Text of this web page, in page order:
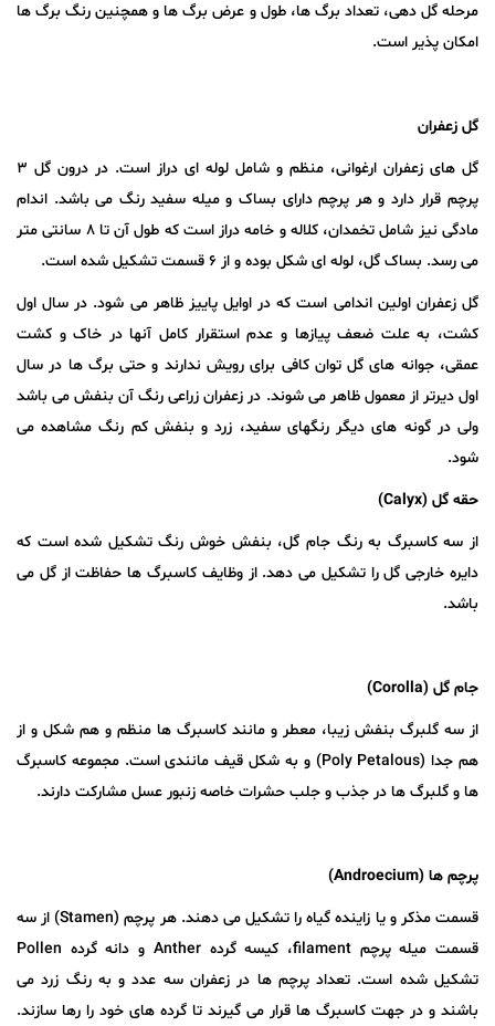
مرحله گل دهی، تعداد برگ ها، طول و عرض برگ ها و همچنین رنگ برگ ها
امکان پذیر است.
گل زعفران
گل های زعفران ارغوانی، منظم و شامل لوله ای دراز است. در درون گل ۳
پرچم قرار دارد و هر پرچم دارای بساک و میله سفید رنگ می باشد. اندام
مادگی نیز شامل تخمدان، کلاله و خامه دراز است که طول آن تا ۸ سانتی متر
می رسد. بساک گل، لوله ای شکل بوده و از ۶ قسمت تشکیل شده است.
گل زعفران اولین اندامی است که در اوایل پاییز ظاهر می شود. در سال اول
کشت، به علت ضعف پیازها و عدم استقرار کامل آنها در خاک و کشت
عمقی، جوانه های گل توان کافی برای رویش ندارند و حتی برگ ها در سال
اول دیرتر از معمول ظاهر می شوند. در زعفران زراعی رنگ آن بنفش می باشد
ولی در گونه های دیگر رنگهای سفید، زرد و بنفش کم رنگ مشاهده می
شود.
حقه گل (Calyx
)
از سه کاسبرگ به رنگ جام گل، بنفش خوش رنگ تشکیل شده است که
دایره خارجی گل را تشکیل می دهد. از وظایف کاسبرگ ها حفاظت از گل می
باشد.
جام گل (Corolla
)
از سه گلبرگ بنفش زیبا، معطر و مانند کاسبرگ ها منظم و هم شکل و از
هم جدا (Poly Petalous) و به شکل قیف مانندی است. مجموعه کاسبرگ
ها و گلبرگ ها در جذب و جلب حشرات خاصه زنبور عسل مشارکت دارند.
پرچم ها (Androecium
)
قسمت مذکر و یا زاینده گیاه را تشکیل می دهند. هر پرچم (Stamen) از سه
قسمت میله پرچم filament، کیسه گرده Anther و دانه گرده Pollen
تشکیل شده است. تعداد پرچم ها در زعفران سه عدد و به رنگ زرد می
باشند و در جهت کاسبرگ ها قرار می گیرند تا گرده های خود را رها سازند.